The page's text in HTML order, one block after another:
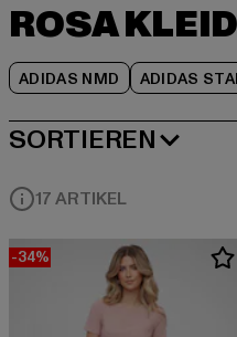
ROSA KLEID
ADIDAS NMD ADIDAS
SORTIEREN
NEUESTE
17 ARTIKEL
-34%